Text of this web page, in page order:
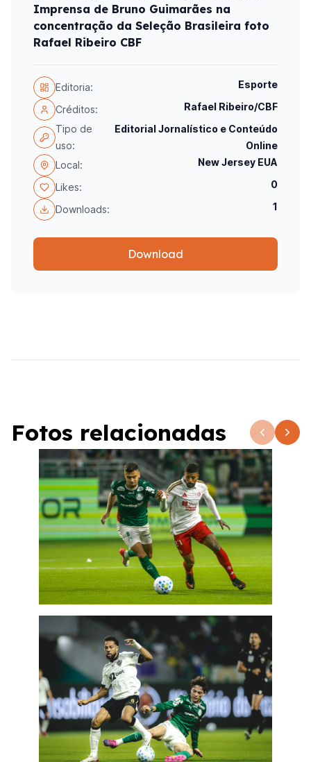
Imprensa de Bruno Guimarães na
concentração da Seleção Brasileira foto
Rafael Ribeiro CBF
Editoria: Esporte
Créditos:
Rafael Ribeiro/CBF
Tipo de
uso:
Editorial Jornalístico e Conteúdo
Online
Local:
New Jersey EUA
Likes: 0
Downloads: 1
Download
Fotos relacionadas